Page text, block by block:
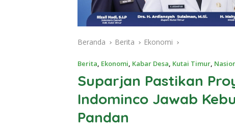
Beranda Berita Ekonomi
Berita, Ekonomi, Kabar Desa, Kutai Timur,
Suparjan Pastikan
Indominco Jawab
Pandan